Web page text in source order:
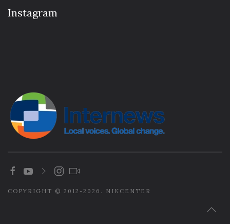
Instagram
COPYRIGHT © 2012-2026. NIKCENTER